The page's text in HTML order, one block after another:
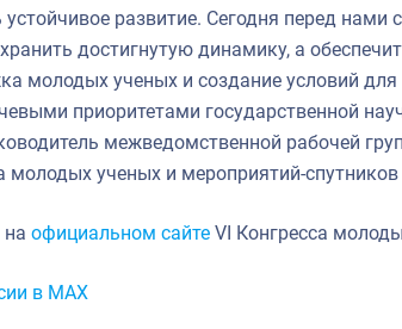
развитие. Сегодня перед нами
достигнутую динамику, а
молодых ученых и создание условий для
приоритетами государственной
межведомственной рабочей
молодых ученых и мероприятий-
официальном сайте VI Конгресса
в MAX